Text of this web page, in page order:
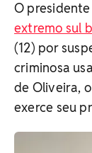
O
extremo sul
(12) por
criminosa
de Oliveira,
exerce seu